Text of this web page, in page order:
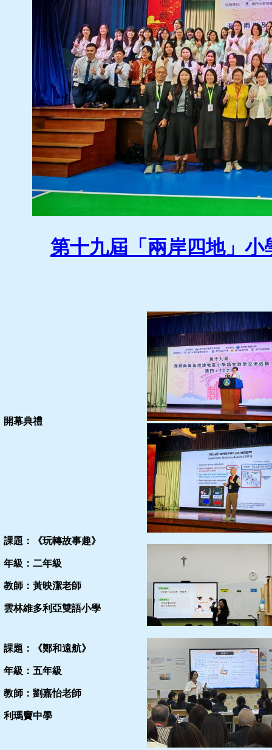
第十九屆「兩岸四地」小
開幕典禮
課題：《玩轉故事趣》
年級：二年級
教師：黃映潔老師
雲林維多利亞雙語小學
課題：《鄭和遠航》
年級：五年級
教師：劉嘉怡老師
利瑪竇中學